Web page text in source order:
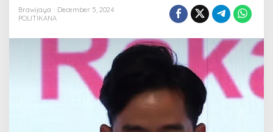
G
r
n
o
n
Brawijaya
December 5, 2024
POLITIKANA